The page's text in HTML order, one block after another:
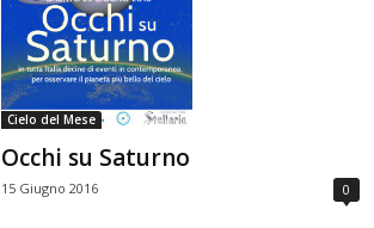
Cielo del Mese
Occhi su Saturno
15 Giugno 2016 0